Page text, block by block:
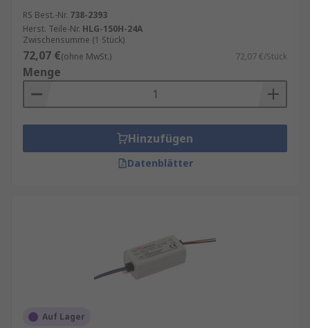
Stimmungsbeleuchtung. Die Dimmfunktion
umfasst: 0 bis 10 V, DMX und DALI.
Kompatibilität
Die LED-Treiber von RS umfassen Modelle mit
verschiedenen Eingangs-/Ausgangspegeln und
Konfigurationen für Ihr LED-Beleuchtungs-Array.
Sie sind außerdem in einer Reihe von IP-
Schutzarten erhältlich, damit der Aufbau Ihrer
Die IP-Schutzart eines LED-Treibers gibt seine
Wasserbeständigkeit an. Niedrigere Zahlen wie
geeignet. IP44 ist für den Einsatz in Bereichen
RS Best.-Nr. 738-2393
Herst. Teile-Nr. HLG-150H-24A
Zwischensumme (1 Stück)
72,07 €(ohne MwSt.) 72,07 €/Stück
Menge
Hinzufügen
Datenblätter
Auf Lager